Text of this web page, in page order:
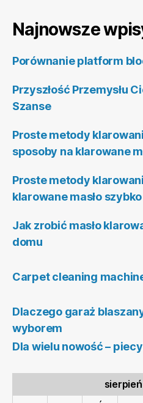
Najnowsze
Porównanie platform
Przyszłość Przemysłu
Szanse
Proste metody
sposoby na klarowane
Proste metody
klarowane masło szybko
Jak zrobić masło
domu
Carpet cleaning
Dlaczego garaż
wyborem
Dla wielu nowość –